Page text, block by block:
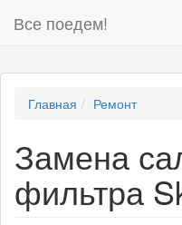
Все поедем!
Главная Ремонт
Замена
фильтра